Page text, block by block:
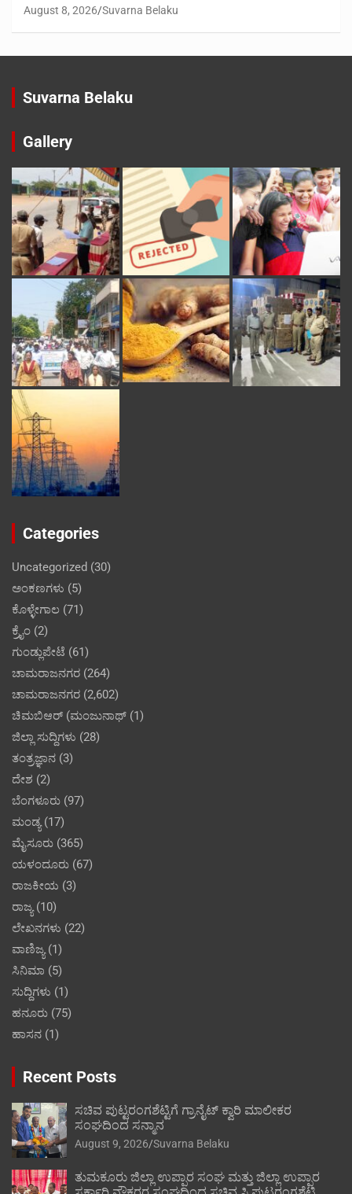
August 8, 2026 Suvarna Belaku
Suvarna Belaku
Gallery
Categories
Uncategorized (30)
ಅಂಕಣಗಳು (5)
ಕೊಳ್ಳೇಗಾಲ (71)
ಕ್ರೈಂ (2)
ಗುಂಡ್ಲುಪೇಟೆ (61)
ಚಾಮರಾಜನಗರ (264)
ಚಾಮರಾಜನಗರ (2,602)
ಚಿಮಬಿಆರ್ (ಮಂಜುನಾಥ್ (1)
ಜಿಲ್ಲಾ ಸುದ್ದಿಗಳು (28)
ತಂತ್ರಜ್ಞಾನ (3)
ದೇಶ (2)
ಬೆಂಗಳೂರು (97)
ಮಂಡ್ಯ(17)
ಮೈಸೂರು (365)
ಯಳಂದೂರು (67)
ರಾಜಕೀಯ (3)
ರಾಜ್ಯ(10)
ಲೇಖನಗಳು (22)
ವಾಣಿಜ್ಯ(1)
ಸಿನಿಮಾ (5)
ಸುದ್ದಿಗಳು (1)
ಹನೂರು (75)
ಹಾಸನ (1)
Recent Posts
ಸಚಿವ ಪುಟ್ಟರಂಗಶೆಟ್ಟಿಗೆ ಗ್ರಾನೈಟ್ ಕ್ವಾರಿ ಮಾಲೀಕರ
ಸಂಘದಿಂದ ಸನ್ಮಾನ
August 9, 2026 Suvarna Belaku
ತುಮಕೂರು ಜಿಲ್ಲಾ ಉಪ್ಪಾರ ಸಂಘ ಮತ್ತು ಜಿಲ್ಲಾ ಉಪ್ಪಾರ